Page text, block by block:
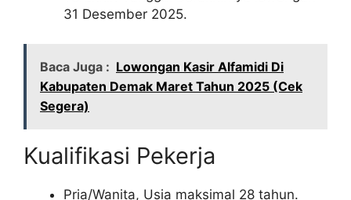
31 Desember 2025.
Baca Juga : Lowongan Kasir Alfamidi Di
Kabupaten Demak Maret Tahun 2025 (Cek
Segera)
Kualifikasi Pekerja
Pria/Wanita, Usia maksimal 28 tahun.